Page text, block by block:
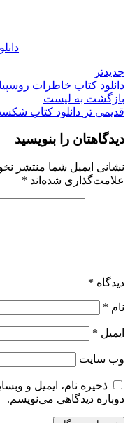
جدیدتر
دانلود کتاب خاطرات
بازگشت به لیست
قدیمی تر دانلود کتاب
دیدگاهتان را بنویسید
نشانی ایمیل شما منتشر
علامت‌گذاری شده‌اند *
دیدگاه *
نام *
ایمیل *
وب‌ سایت
ذخیره نام، ایمیل و
دوباره دیدگاهی می‌نویسم.